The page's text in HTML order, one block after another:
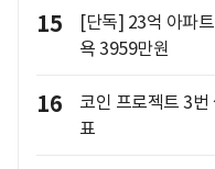
15
[단독] 23억 아파
욕 3959만원
16
코인 프로젝트 3번
표